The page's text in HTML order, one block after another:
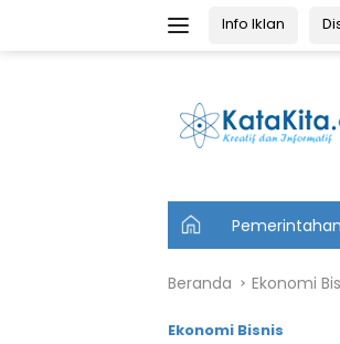
Info Iklan
U
t
m
Pemerintahan
Beranda Ekonomi
Ekonomi Bisnis